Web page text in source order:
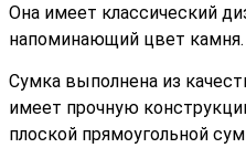
Она имеет классический
напоминающий цвет камня.
Сумка выполнена из
имеет прочную
плоской прямоугольной